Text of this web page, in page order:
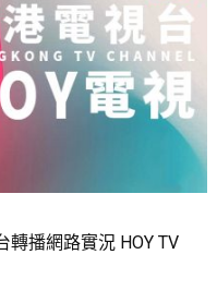
轉播網路實況 HOY TV